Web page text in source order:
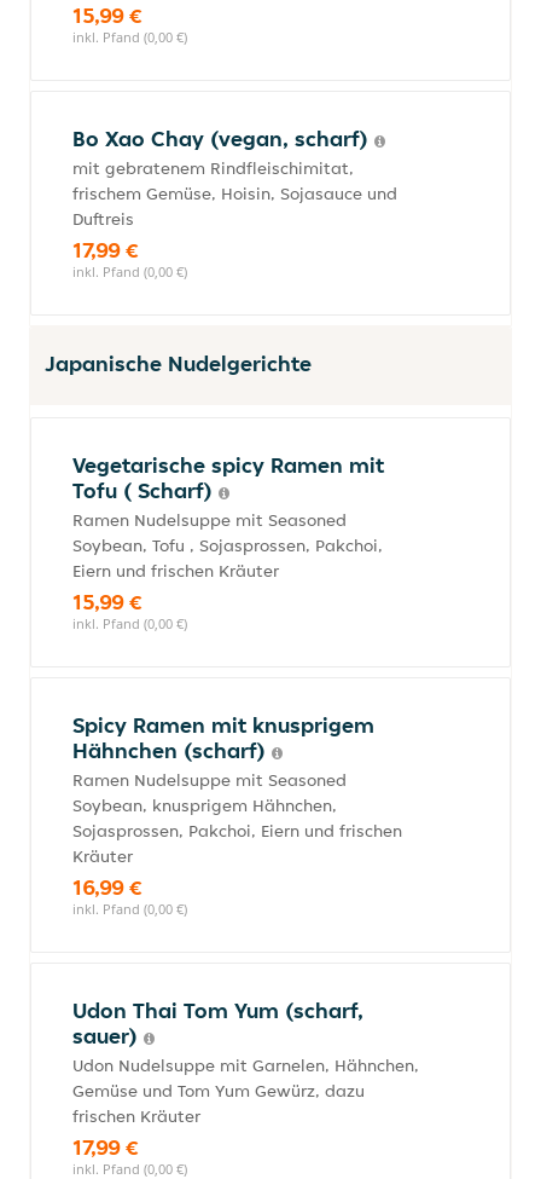
15,99 €
inkl. Pfand (0,00 €)
Bo Xao Chay (vegan, scharf)
mit gebratenem Rindfleischimitat,
frischem Gemüse, Hoisin, Sojasauce und
Duftreis
17,99 €
inkl. Pfand (0,00 €)
Japanische Nudelgerichte
Vegetarische spicy Ramen mit
Tofu ( Scharf)
Ramen Nudelsuppe mit Seasoned
Soybean, Tofu , Sojasprossen, Pakchoi,
Eiern und frischen Kräuter
15,99 €
inkl. Pfand (0,00 €)
Spicy Ramen mit knusprigem
Hähnchen (scharf)
Ramen Nudelsuppe mit Seasoned
Soybean, knusprigem Hähnchen,
Sojasprossen, Pakchoi, Eiern und frischen
Kräuter
16,99 €
inkl. Pfand (0,00 €)
Udon Thai Tom Yum (scharf,
sauer)
Udon Nudelsuppe mit Garnelen, Hähnchen,
Gemüse und Tom Yum Gewürz, dazu
frischen Kräuter
17,99 €
inkl. Pfand (0,00 €)